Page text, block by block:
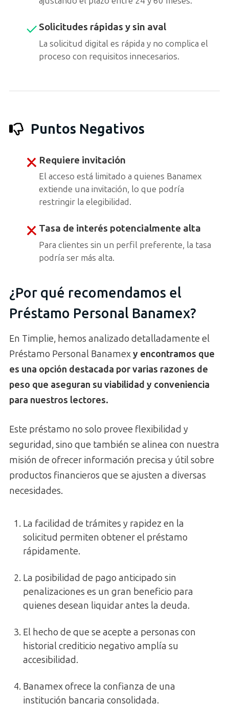
Solicitudes rápidas y sin aval
La solicitud digital es rápida y no complica el
proceso con requisitos innecesarios.
Puntos Negativos
Requiere invitación
El acceso está limitado a quienes Banamex
extiende una invitación, lo que podría
restringir la elegibilidad.
Tasa de interés potencialmente alta
Para clientes sin un perfil preferente, la tasa
podría ser más alta.
¿Por qué recomendamos el
Préstamo Personal Banamex?
En Timplie, hemos analizado detalladamente el
Préstamo Personal Banamexy encontramos que
es una opción destacada por varias razones de
peso que aseguran su viabilidad y conveniencia
para nuestros lectores.
Este préstamo no solo provee flexibilidad y
seguridad, sino que también se alinea con nuestra
misión de ofrecer información precisa y útil sobre
productos financieros que se ajusten a diversas
necesidades.
La facilidad de trámites y rapidez en la
solicitud permiten obtener el préstamo
rápidamente.
La posibilidad de pago anticipado sin
penalizaciones es un gran beneficio para
quienes desean liquidar antes la deuda.
El hecho de que se acepte a personas con
historial crediticio negativo amplía su
accesibilidad.
Banamex ofrece la confianza de una
institución bancaria consolidada.